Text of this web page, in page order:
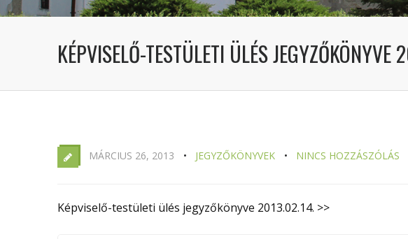
KÉPVISELŐ-TESTÜLETI ÜLÉS
MÁRCIUS 26, 2013 JEGYZŐKÖNYVEK NINCS HOZZÁSZÓLÁS
Képviselő-testületi ülés jegyzőkönyve 2013.02.14. >>